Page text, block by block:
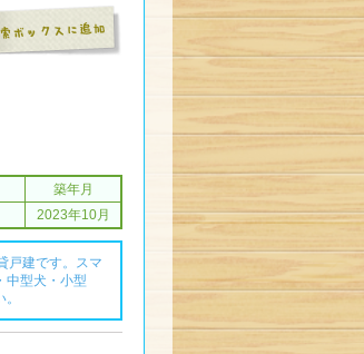
築年月
2023年10月
戸建です。スマ
中型犬・小型